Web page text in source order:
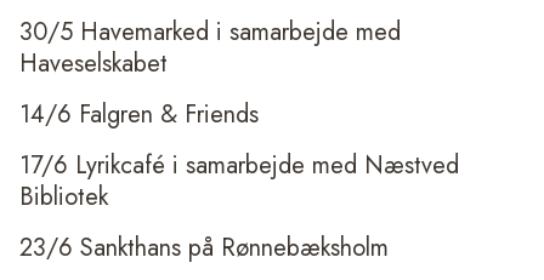
30/5 Havemarked i samarbejde med
Haveselskabet
14/6 Falgren & Friends
17/6 Lyrikcafé i samarbejde med Næstved
Bibliotek
23/6 Sankthans på Rønnebæksholm